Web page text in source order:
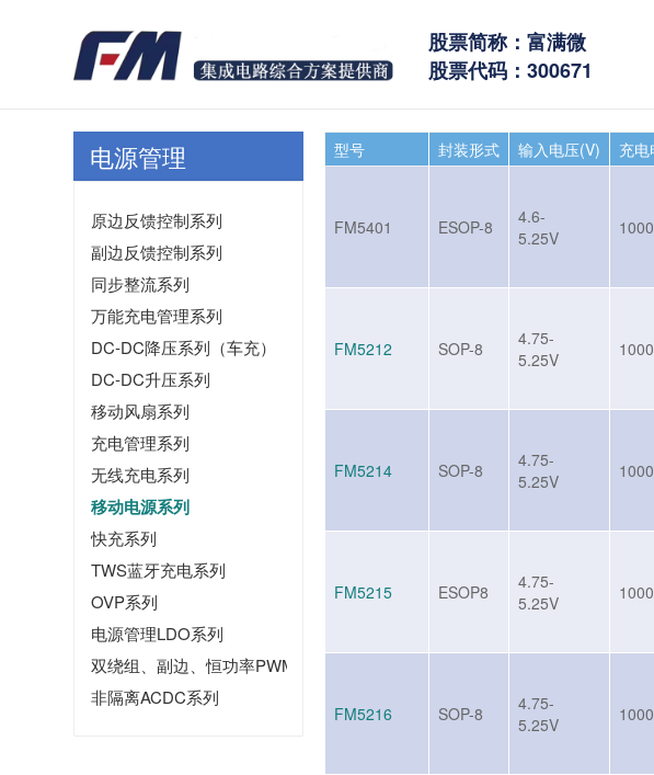
股票简称：富满微
股票代码：300671
电源管理
原边反馈控制系列
副边反馈控制系列
同步整流系列
万能充电管理系列
DC-DC降压系列（车充）
DC-DC升压系列
移动风扇系列
充电管理系列
无线充电系列
移动电源系列
快充系列
TWS蓝牙充电系列
OVP系列
电源管理LDO系列
双绕组、副边、恒功率PWM系列
非隔离ACDC系列
型号 封装形式 输入电压(V) 充
FM5401 ESOP-8
4.6-
5.25V
FM5212 SOP-8
4.75-
5.25V
FM5214 SOP-8
4.75-
5.25V
FM5215 ESOP8
4.75-
5.25V
FM5216 SOP-8
4.75-
5.25V